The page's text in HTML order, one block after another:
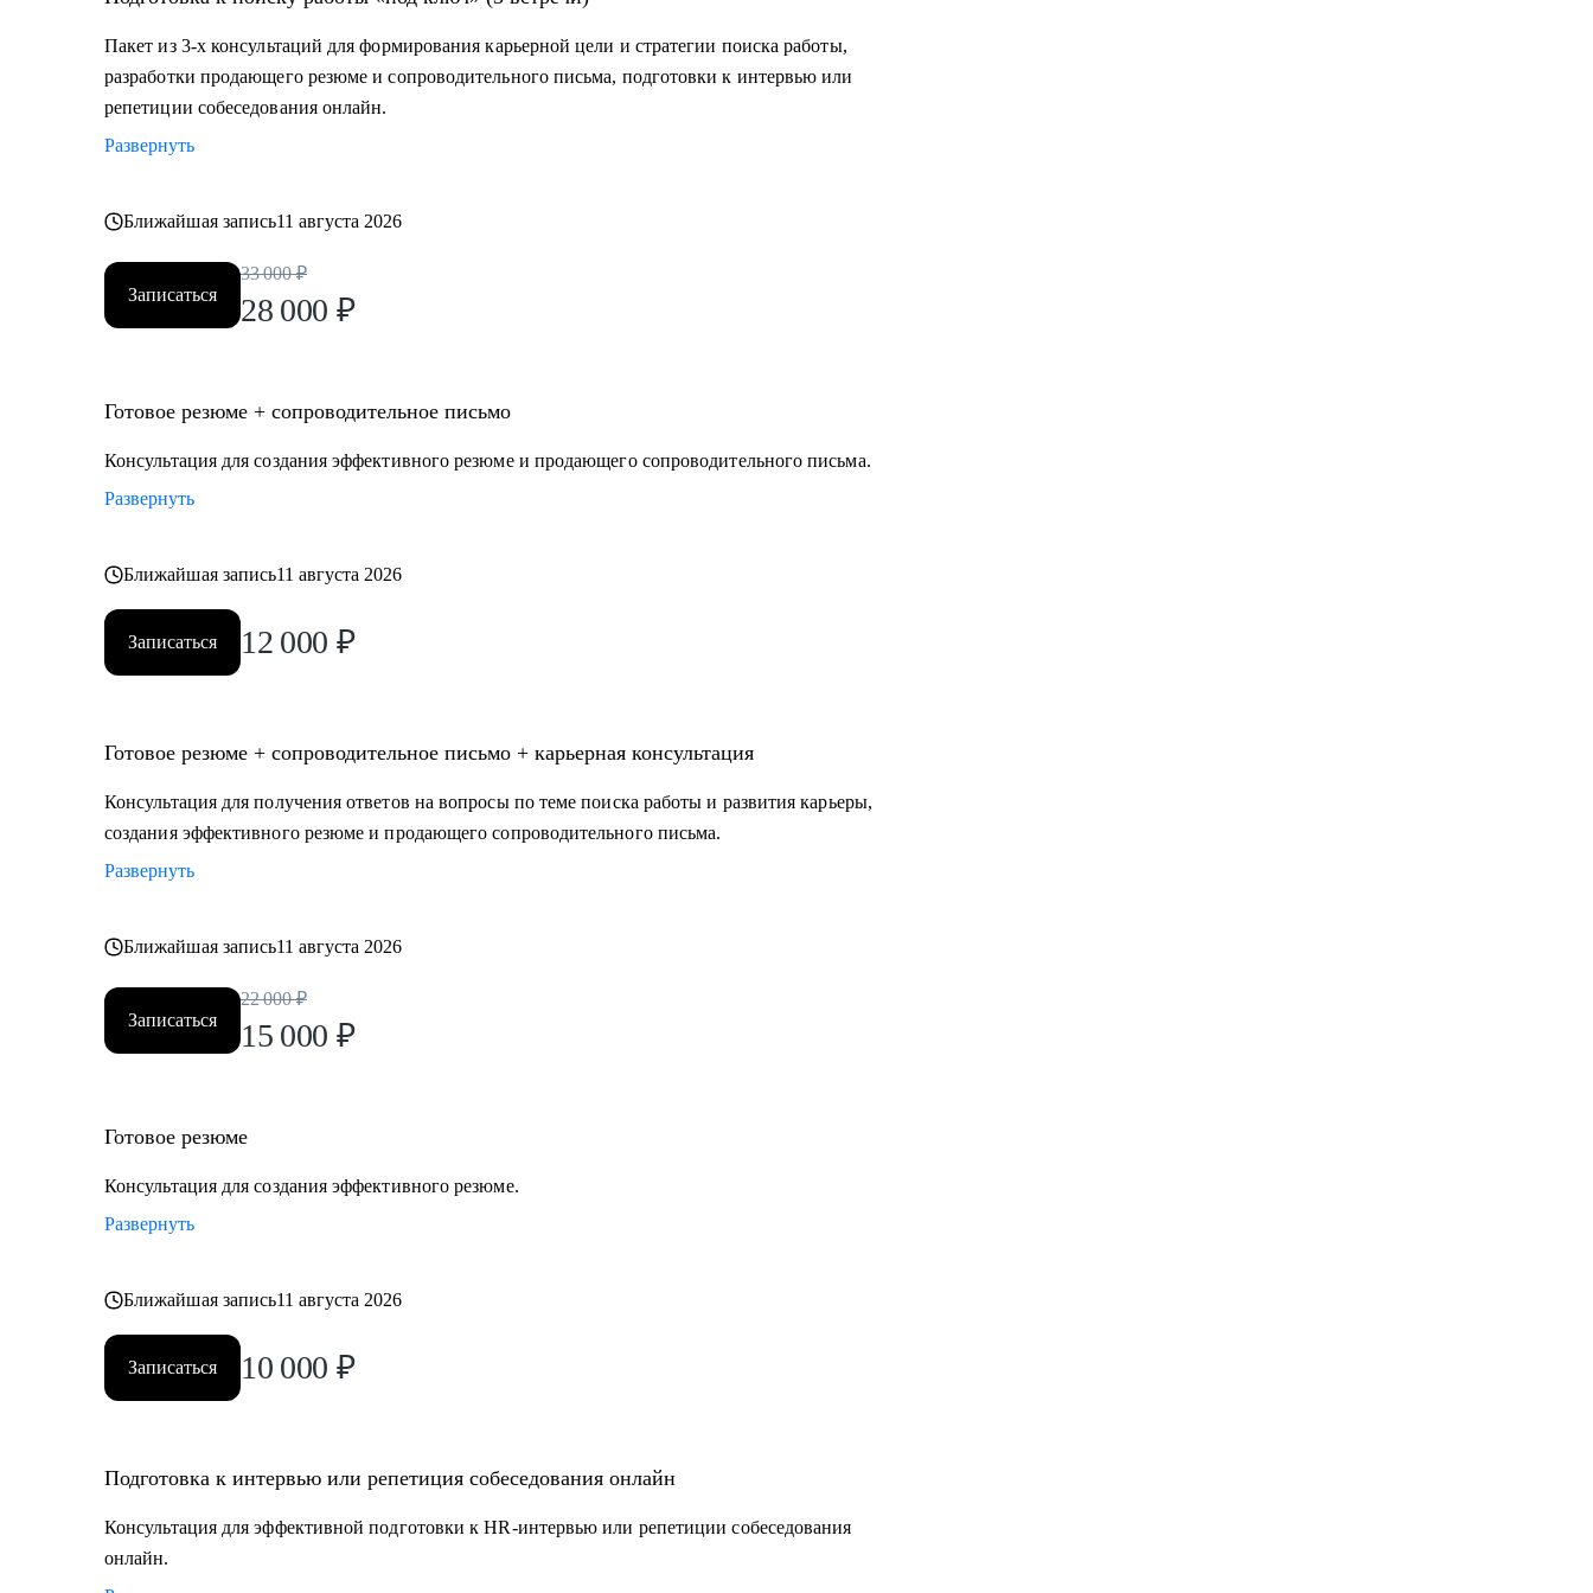
декрета, возраст 45+ и др.)
Кому могу помочь:
Топ-менеджерам, руководителям и экспертам из отраслей:
• закупки, cнабжение, логистика, ВЭД;
• административное управление;
Пакет из 3-х консультаций для формирования карьерной цели и стратегии поиска работы,
разработки продающего резюме и сопроводительного письма, подготовки к интервью или
репетиции собеседования онлайн.
Развернуть
Ближайшая запись11 августа 2026
Записаться
33 000 ₽
28 000 ₽
Готовое резюме + сопроводительное письмо
Консультация для создания эффективного резюме и продающего сопроводительного письма.
Развернуть
Ближайшая запись11 августа 2026
Записаться 12 000 ₽
Готовое резюме + сопроводительное письмо + карьерная консультация
Консультация для получения ответов на вопросы по теме поиска работы и развития карьеры,
создания эффективного резюме и продающего сопроводительного письма.
Развернуть
Ближайшая запись11 августа 2026
Записаться
22 000 ₽
15 000 ₽
Готовое резюме
Консультация для создания эффективного резюме.
Развернуть
Ближайшая запись11 августа 2026
Записаться 10 000 ₽
Подготовка к интервью или репетиция собеседования онлайн
Консультация для эффективной подготовки к HR-интервью или репетиции собеседования
онлайн.